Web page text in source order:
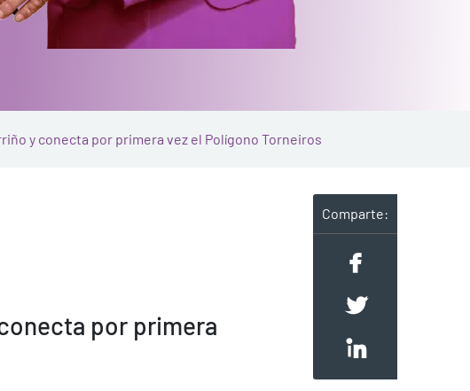
y conecta por primera vez el Polígono Torneiros
por primera
Comparte: